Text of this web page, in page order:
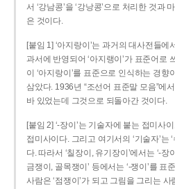
서 ‘강남콩’을 ‘강낭콩’으로 처리한 것과
은 것이다.
[붙임 1] ‘아지랑이’는 과거의 대사전들에
과서에 반영되어 ‘아지랭이’가 표준어로
이 ‘아지랑이’를 표준으로 인식하는 경향
삼았다. 1936년 “조선어 표준말 모음”에
바 있었는데 그것으로 되돌아간 것이다.
[붙임 2] ‘-장이’는 기술자에 붙는 접미사
접미사이다. 그리고 여기서의 ‘기술자’는
다. 따라서 ‘칠장이, 유기장이’에서는 ‘-장
금쟁이, 골목쟁이’ 등에서는 ‘-쟁이’를 표
사람은 ‘점쟁이’가 되고 그림을 그리는